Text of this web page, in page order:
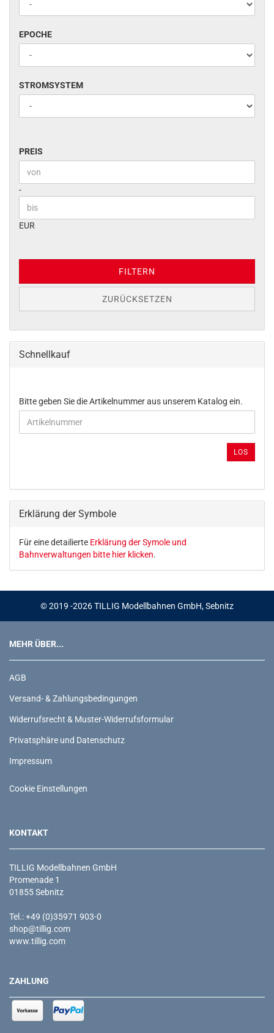
EPOCHE
EPOCHE
STROMSYSTEM
STROMSYSTEM
PREIS
PREIS
Preis bis
-
EUR
FILTERN
ZURÜCKSETZEN
Schnellkauf
BITTE
GEBEN
SIE
EIN.
Bitte geben Sie die Artikelnummer aus unserem Katalog ein.
LOS
Erklärung der Symbole
Für eine detailierte Erklärung der Symole und
Bahnverwaltungen bitte hier klicken.
© 2019 -2026 TILLIG Modellbahnen GmbH, Sebnitz
MEHR ÜBER...
AGB
Versand- & Zahlungsbedingungen
Widerrufsrecht & Muster-Widerrufsformular
Privatsphäre und Datenschutz
Impressum
Cookie Einstellungen
KONTAKT
TILLIG Modellbahnen GmbH
Promenade 1
01855 Sebnitz
Tel.: +49 (0)35971 903-0
shop@tillig.com
www.tillig.com
ZAHLUNG